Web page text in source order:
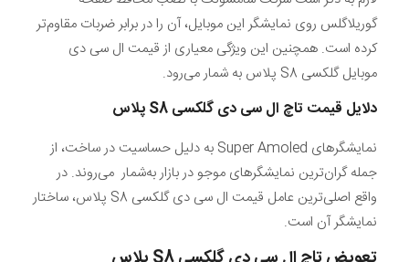
گوریلاگلس روی نمایشگر این موبایل، آن را در برابر ضربات مقاوم‌تر
کرده است. همچنین این ویژگی معیاری از قیمت ال سی دی
موبایل گلکسی S8 پلاس به شمار می‌رود.
دلایل قیمت تاچ ال سی دی گلکسیS8پلاس
نمایشگر‌های Super Amoled به دلیل حساسیت در ساخت، از
جمله گران‌ترین نمایشگر‌های موجو در بازار به‌شمار می‌روند. در
واقع اصلی‌ترین عامل قیمت ال سی دی گلکسی S8 پلاس، ساختار
نمایشگر آن است.